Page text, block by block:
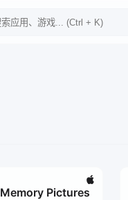
Memory Pictures